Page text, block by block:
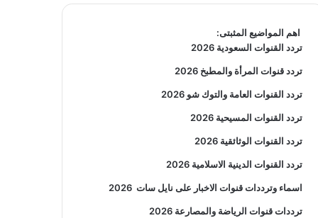
اهم المواضيع المثبتى:
تردد القنوات السعودية 2026
تردد قنوات المرأة والمطبخ 2026
تردد القنوات العامة والتوك شو 2026
تردد القنوات المسيحية 2026
تردد القنوات الوثائقية 2026
تردد القنوات الدينية الاسلامية 2026
اسماء وترددات قنوات الاخبار على نايل سات2026
ترددات قنوات الرياضة والمصارعة2026